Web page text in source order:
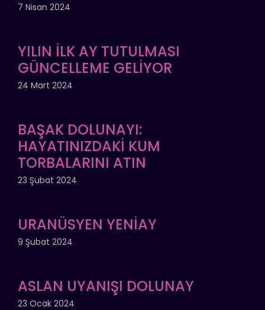
7 Nisan 2024
YILIN İLK AY TUTULMASI
GÜNCELLEME GELİYOR
24 Mart 2024
BAŞAK DOLUNAYI:
HAYATINIZDAKİ KUM
TORBALARINI ATIN
23 Şubat 2024
URANÜSYEN YENİAY
9 Şubat 2024
ASLAN UYANIŞI DOLUNAY
23 Ocak 2024